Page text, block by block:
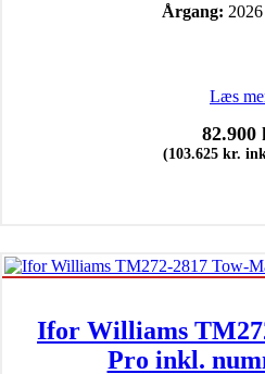
Årgang: 2026
Læs
82.900
(103.625 kr.
Ifor Williams
Pro inkl.